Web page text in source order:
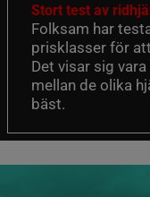
Stort test av
Folksam har
prisklasser för
Det visar sig
mellan de olika
bäst.